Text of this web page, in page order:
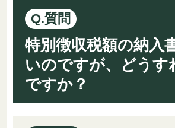
Q.質問
特別徴収税額の納入
いのですが、どうす
ですか？